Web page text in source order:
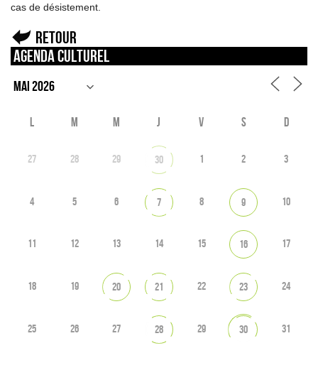
cas de désistement.
Retour
Agenda culturel
L M M J V S D
27 28 29 30 1 2 3
4 5 6 7 8 9 10
11 12 13 14 15 16 17
18 19 20 21 22 23 24
25 26 27 28 29 30 31